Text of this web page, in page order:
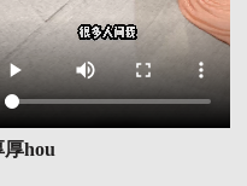
厚hou